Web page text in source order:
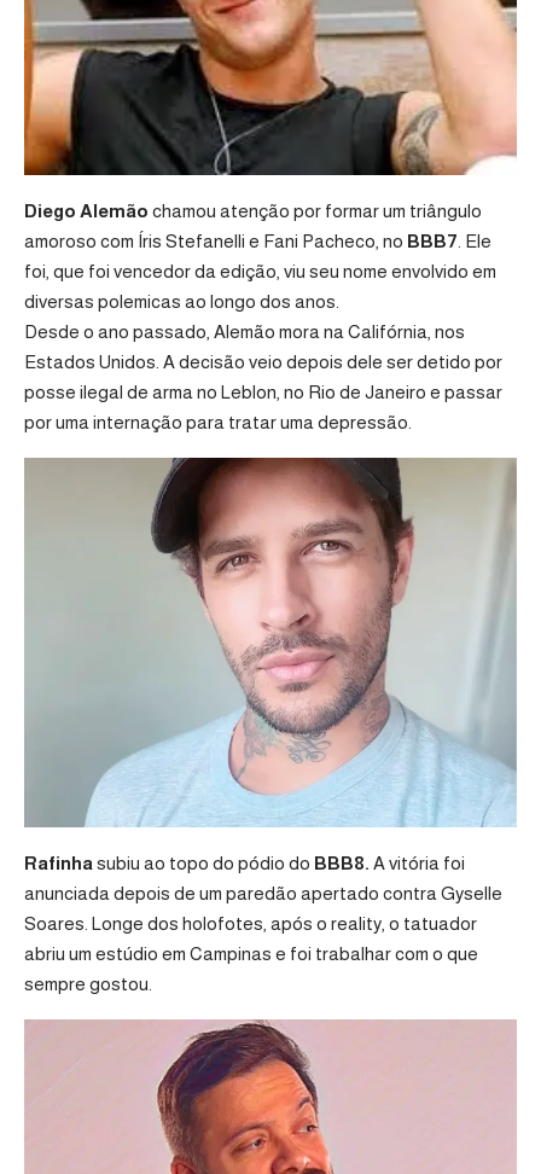
Diego Alemão chamou atenção por formar um triângulo
amoroso com Íris Stefanelli e Fani Pacheco, no BBB7 . Ele
foi, que foi vencedor da edição, viu seu nome envolvido em
diversas polemicas ao longo dos anos.
Desde o ano passado, Alemão mora na Califórnia, nos
Estados Unidos. A decisão veio depois dele ser detido por
posse ilegal de arma no Leblon, no Rio de Janeiro e passar
por uma internação para tratar uma depressão.
Rafinha subiu ao topo do pódio do BBB8. A vitória foi
anunciada depois de um paredão apertado contra Gyselle
Soares. Longe dos holofotes, após o reality, o tatuador
abriu um estúdio em Campinas e foi trabalhar com o que
sempre gostou.